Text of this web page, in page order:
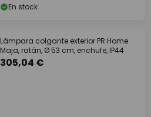
En stock
Lámpara colgante exterior PR Home
Maja, ratán, Ø 53 cm, enchufe, IP44
305,04 €